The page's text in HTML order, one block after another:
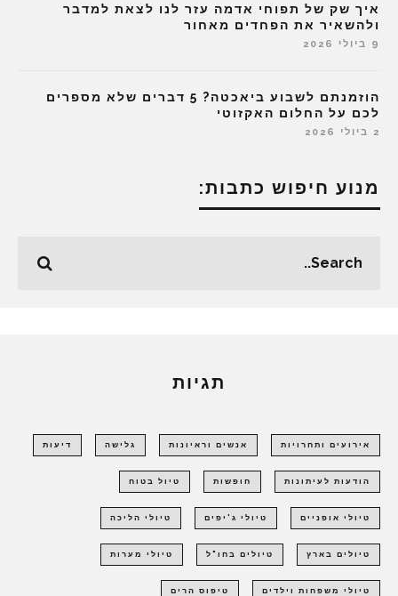
איך שק של תפוחי אדמה עזר לנו לצאת למדבר
ולהשאיר את הפחדים מאחור
9 ביולי 2026
הוזמנתם לשבוע ביאכטה? 5 דברים שלא מספרים
לכם על החלום האקזוטי
2 ביולי 2026
מנוע חיפוש כתבות:
תגיות
אירועים ותחרויות אנשים וראיונות גלישה דיעות
הודעות לעיתונות חופשות טיול בטוח
טיולי אופניים טיולי ג'יפים טיולי הליכה
טיולים בארץ טיולים בחו"ל טיולי מערות
טיולי משפחות וילדים טיפוס הרים